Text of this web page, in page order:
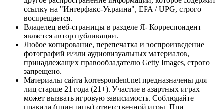
ссылку на "Интерфакс-Украина", EPA / UPG, строго
воспрещается.
Владелец веб-страницы в разделе Я- Корреспондент
является автор публикации.
Любое копирование, перепечатка и воспроизведение
фотографий и/или аудиовизуальных материалов,
принадлежащих правообладателю Getty Images, строго
запрещено.
Материалы сайта korrespondent.net предназначены для
лиц старше 21 года (21+). Участие в азартных играх
может вызвать игровую зависимость. Соблюдайте
правила (принципы) ответственной игры. При